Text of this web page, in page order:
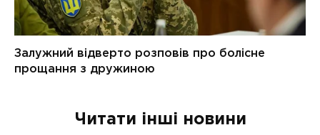
Читати інші новини